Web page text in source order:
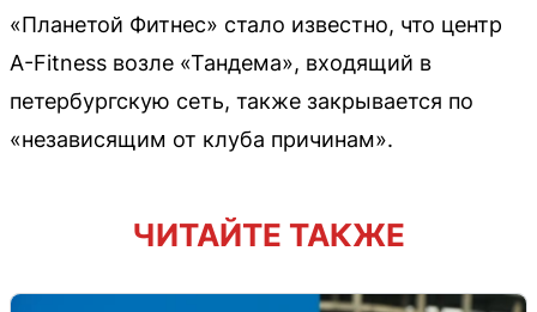
«Планетой Фитнес» стало известно, что центр
A-Fitness возле «Тандема», входящий в
петербургскую сеть, также закрывается по
«независящим от клуба причинам».
ЧИТАЙТЕ ТАКЖЕ